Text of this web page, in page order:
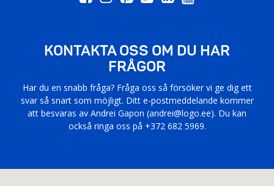
KONTAKTA OSS OM DU HAR
FRÅGOR
Har du en snabb fråga? Fråga oss så försöker vi ge dig ett
svar så snart som möjligt. Ditt e-postmeddelande kommer
att besvaras av Andrei Gapon (andrei@logo.ee). Du kan
också ringa oss på +372 682 5969.